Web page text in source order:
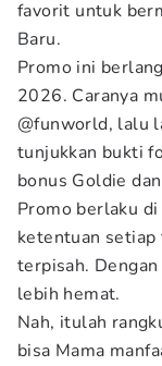
favorit untuk
Baru.
Promo ini
2026. Caranya
@funworld, lalu
tunjukkan bukti
bonus Goldie
Promo berlaku
ketentuan
terpisah.
lebih hemat.
Nah, itulah
bisa Mama